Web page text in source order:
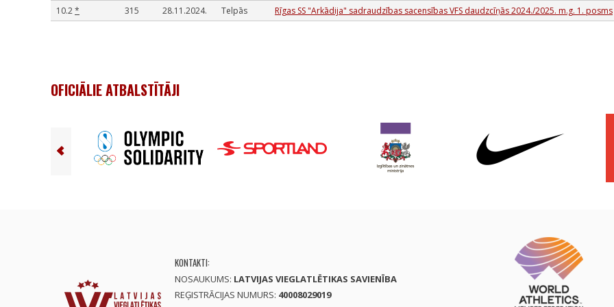
10.2* 315 28.11.2024. Telpās Rīgas SS "Arkādija" sadraudzības sacensības VFS daudzcīņās 2024./2025. m.g. 1. posms
OFICIĀLIE ATBALSTĪTĀJI
KONTAKTI:
NOSAUKUMS: LATVIJAS VIEGLATLĒTIKAS SAVIENĪBA
REĢISTRĀCIJAS NUMURS: 40008029019